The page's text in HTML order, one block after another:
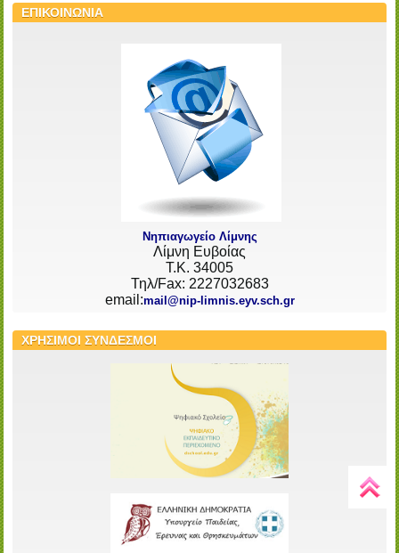
ΕΠΙΚΟΙΝΩΝΙΑ
Νηπιαγωγείο Λίμνης
Λίμνη Ευβοίας
Τ.Κ. 34005
Τηλ/Fax: 2227032683
email:mail@nip-limnis.eyv.sch.gr
ΧΡΗΣΙΜΟΙ ΣΥΝΔΕΣΜΟΙ